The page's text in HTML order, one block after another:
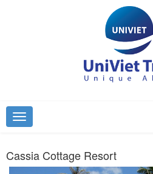
Cassia Cottage Resort